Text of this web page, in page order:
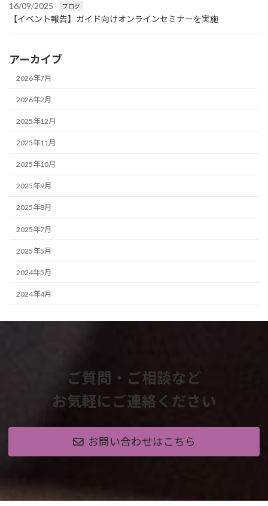
16/09/2025 ブログ
【イベント報告】ガイド向けオンラインセミナーを実施
アーカイブ
2026年7月
2026年2月
2025年12月
2025年11月
2025年10月
2025年9月
2025年8月
2025年7月
2025年5月
2024年5月
2024年4月
ご質問・ご相談など
お気軽にご連絡ください
お問い合わせはこちら